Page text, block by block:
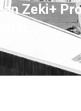
Zeki+